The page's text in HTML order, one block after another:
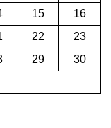
15
16
22
23
29
30